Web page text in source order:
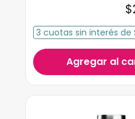
$
3 cuotas sin interés de
Agregar al